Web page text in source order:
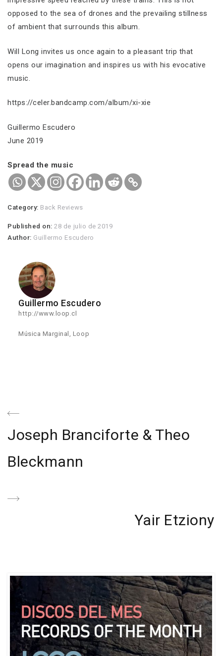
opposed to the sea of drones and the prevailing stillness
of ambient that surrounds this album.
Will Long invites us once again to a pleasant trip that
opens our imagination and inspires us with his evocative
music.
https://celer.bandcamp.com/album/xi-xie
Guillermo Escudero
June 2019
Spread the music
Category: Back Reviews
Published on:28 de julio de 2019
Author: Guillermo Escudero
Guillermo Escudero
http://www.loop.cl
Música Marginal, Loop
Navegación
de
entradas
Previous
Post
Joseph Branciforte & Theo
Bleckmann
Next
Yair Etziony